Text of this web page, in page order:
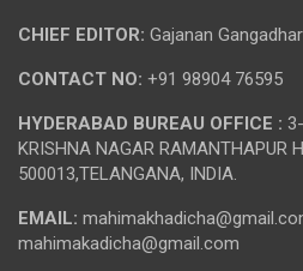
CHIEF EDITOR: Gajanan
CONTACT NO: +91 98904 76595
HYDERABAD BUREAU OFFICE :
KRISHNA NAGAR RAMANTHAPUR
500013,TELANGANA, INDIA.
EMAIL:
mahimakadicha@gmail.com